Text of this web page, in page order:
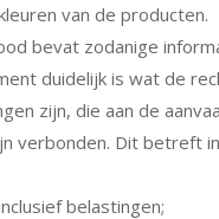
van de producten.
bevat zodanige
duidelijk is wat de
zijn, die aan de
verbonden. Dit betreft
belastingen;